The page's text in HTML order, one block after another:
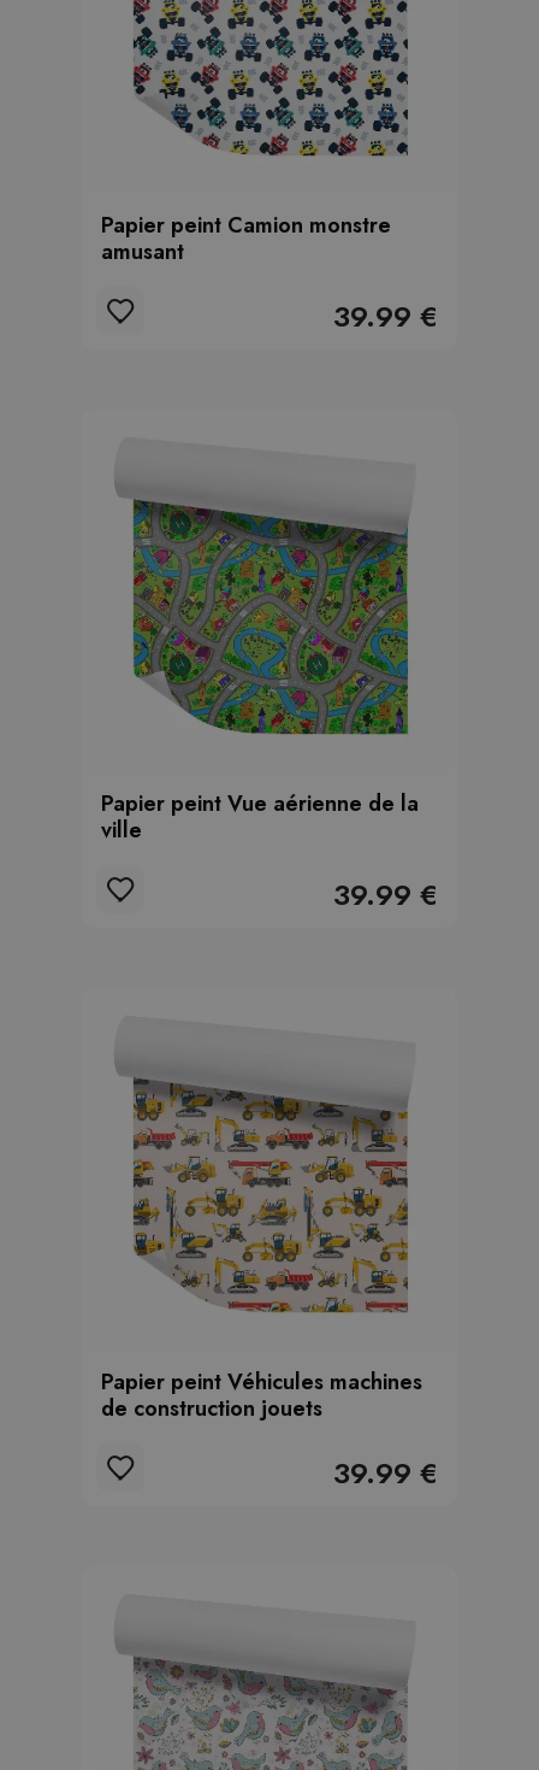
Papier peint Camion monstre
amusant
39.99 €
Papier peint Vue aérienne de la
ville
39.99 €
Papier peint Véhicules machines
de construction jouets
39.99 €